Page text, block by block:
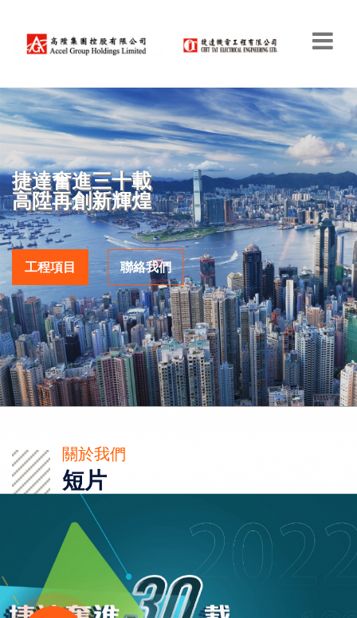
捷達奮進三十載
高陞再創新輝煌
工程項目 聯絡我們
關於我們
短片